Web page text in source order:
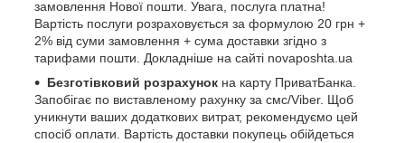
замовлення Нової пошти. Увага, послуга платна!
Вартість послуги розраховується за формулою 20 грн +
2% від суми замовлення + сума доставки згідно з
тарифами пошти. Докладніше на сайті novaposhta.ua
Безготівковий розрахунок на карту ПриватБанка.
Запобігає по виставленому рахунку за смс/Viber. Щоб
уникнути ваших додаткових витрат, рекомендуємо цей
спосіб оплати. Вартість доставки покупець обійдеться